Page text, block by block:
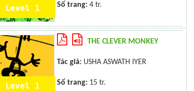
Level 1 Số trang: 4 tr.
Level 1
THE CLEVER MONKEY
Tác giả: USHA ASWATH IYER
Số trang: 15 tr.